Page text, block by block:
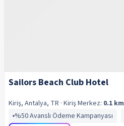
Sailors Beach Club Hotel
Kiriş, Antalya, TR · KirişMerkez: 0.1 km
%50 Avanslı Ödeme Kampanyası